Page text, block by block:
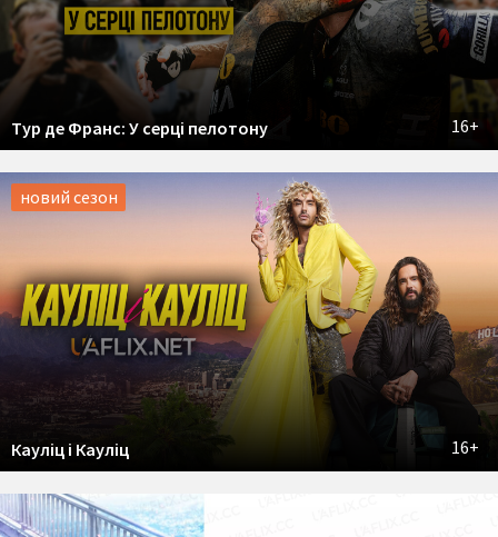
16+
Тур де Франс: У серці пелотону
новий сезон
16+
Кауліц і Кауліц